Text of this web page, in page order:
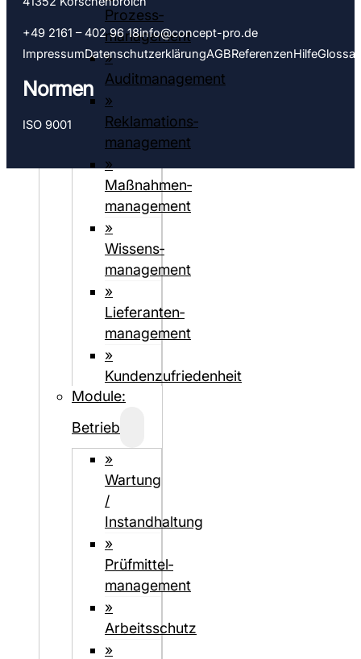
Prozess­
management
»
Auditmanagement
»
Reklamations­
management
»
Maßnahmen­
management
»
Wissens­
management
»
Lieferanten­­­
management
»
Kundenzufriedenheit
Module:
Betrieb
»
Wartung
/
Instandhaltung
»
Prüfmittel­­
management
»
Arbeitsschutz
»
+49 2161 – 402 96 18info@concept-pro.de
ImpressumDatenschutz­­erklärungAGBReferenzenHilfeGlossar
Normen
ISO 9001